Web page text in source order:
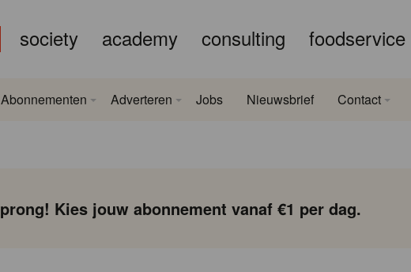
society academy consulting foodservice
Abonnementen Adverteren Jobs Nieuwsbrief Contact
Kies jouw abonnement vanaf €1 per dag.